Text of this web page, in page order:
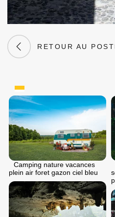
RETOUR AU
Camping nature vacances
plein air foret gazon ciel bleu